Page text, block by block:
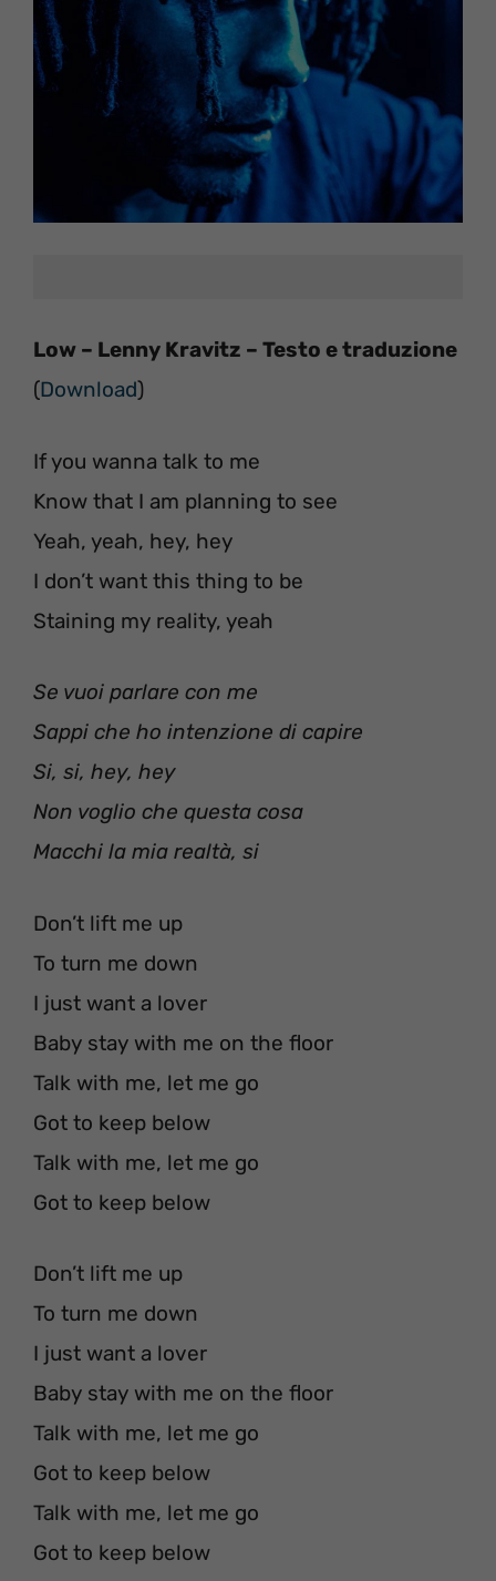
Low – Lenny Kravitz – Testo e traduzione
(Download)
If you wanna talk to me
Know that I am planning to see
Yeah, yeah, hey, hey
I don’t want this thing to be
Staining my reality, yeah
Se vuoi parlare con me
Sappi che ho intenzione di capire
Si, si, hey, hey
Non voglio che questa cosa
Macchi la mia realtà, si
Don’t lift me up
To turn me down
I just want a lover
Baby stay with me on the floor
Talk with me, let me go
Got to keep below
Talk with me, let me go
Got to keep below
Don’t lift me up
To turn me down
I just want a lover
Baby stay with me on the floor
Talk with me, let me go
Got to keep below
Talk with me, let me go
Got to keep below